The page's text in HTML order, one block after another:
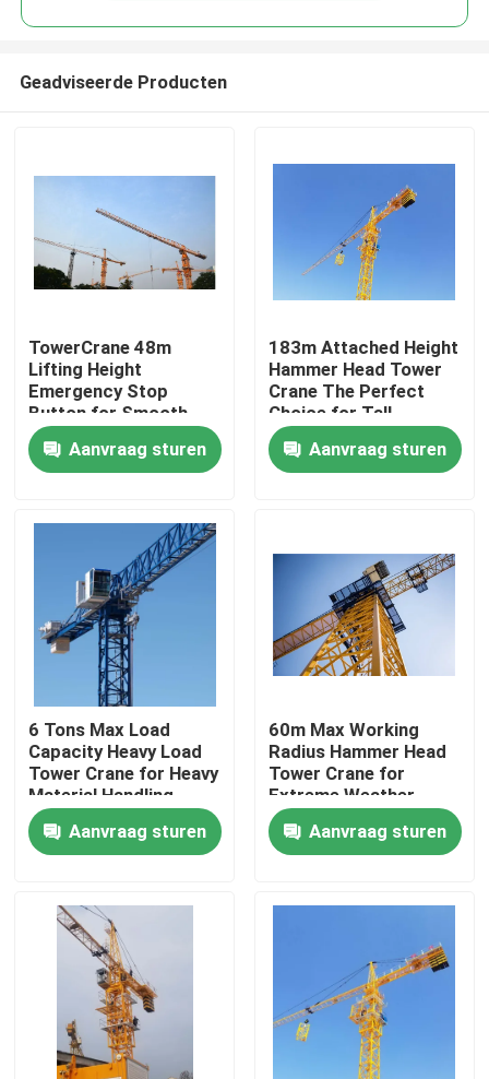
Thuis
Videos
Over ons
Fabrieksreis
Kwaliteitscontrole
Contacteer ons
Vraag een offerte aan
Torenkraan met platte kop
Kraan van de hamer de Hoofdtoren
Geadviseerde Producten
TowerCrane 48m
Lifting Height
Emergency Stop
Button for Smooth
and Safe Construction
Aanvraag sturen
183m Attached Height
Hammer Head Tower
Crane The Perfect
Choice for Tall
Structures
Aanvraag sturen
6 Tons Max Load
Capacity Heavy Load
Tower Crane for Heavy
Material Handling
Requirements
Aanvraag sturen
60m Max Working
Radius Hammer Head
Tower Crane for
Extreme Weather
Conditions
Construction
Aanvraag sturen